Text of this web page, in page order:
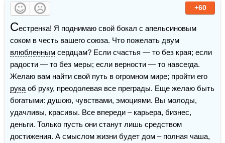
+60
Сестренка! Я поднимаю свой бокал с апельсиновым
влюбленным сердцам? Если счастья — то без края; если
радости — то без меры; если верности — то навсегда.
рука об руку, преодолевая все преграды. Еще желаю быть
богатыми: душою, чувствами, эмоциями. Вы молоды,
удачливы, красивы. Все впереди – карьера, бизнес,
деньги. Только пусть они станут лишь средством
достижения. А смыслом жизни будет дом – полная чаша,